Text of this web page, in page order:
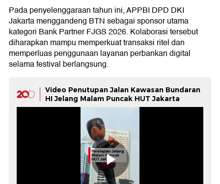
Pada penyelenggaraan tahun ini, APPBI DPD DKI
Jakarta menggandeng BTN sebagai sponsor utama
kategori Bank Partner FJGS 2026. Kolaborasi tersebut
diharapkan mampu memperkuat transaksi ritel dan
memperluas penggunaan layanan perbankan digital
selama festival berlangsung.
Video Penutupan Jalan Kawasan Bundaran
HI Jelang Malam Puncak HUT Jakarta